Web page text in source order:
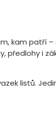
kam patří
i
listů.